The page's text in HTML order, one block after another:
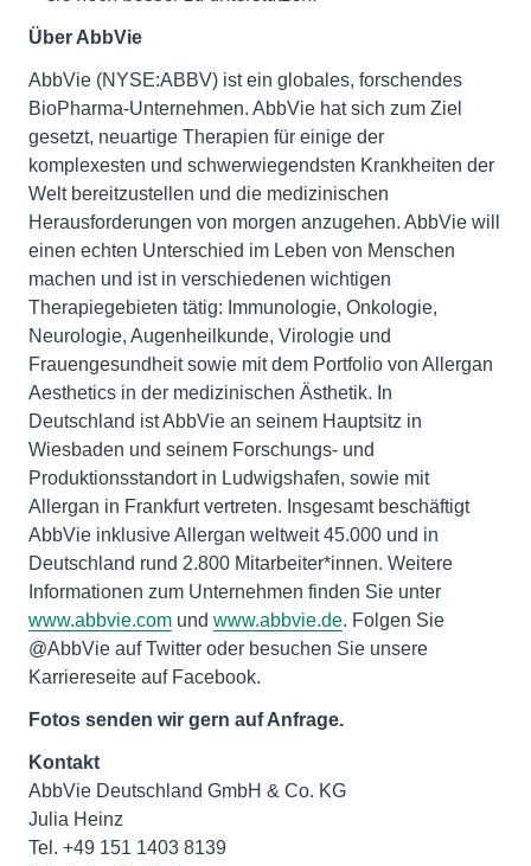
Über AbbVie
AbbVie (NYSE:ABBV) ist ein globales, forschendes
BioPharma-Unternehmen. AbbVie hat sich zum Ziel
gesetzt, neuartige Therapien für einige der
komplexesten und schwerwiegendsten Krankheiten der
Welt bereitzustellen und die medizinischen
Herausforderungen von morgen anzugehen. AbbVie will
einen echten Unterschied im Leben von Menschen
machen und ist in verschiedenen wichtigen
Therapiegebieten tätig: Immunologie, Onkologie,
Neurologie, Augenheilkunde, Virologie und
Frauengesundheit sowie mit dem Portfolio von Allergan
Aesthetics in der medizinischen Ästhetik. In
Deutschland ist AbbVie an seinem Hauptsitz in
Wiesbaden und seinem Forschungs- und
Produktionsstandort in Ludwigshafen, sowie mit
Allergan in Frankfurt vertreten. Insgesamt beschäftigt
AbbVie inklusive Allergan weltweit 45.000 und in
Deutschland rund 2.800 Mitarbeiter*innen. Weitere
Informationen zum Unternehmen finden Sie unter
www.abbvie.com und www.abbvie.de. Folgen Sie
@AbbVie auf Twitter oder besuchen Sie unsere
Karriereseite auf Facebook.
Fotos senden wir gern auf Anfrage.
Kontakt
AbbVie Deutschland GmbH & Co. KG
Julia Heinz